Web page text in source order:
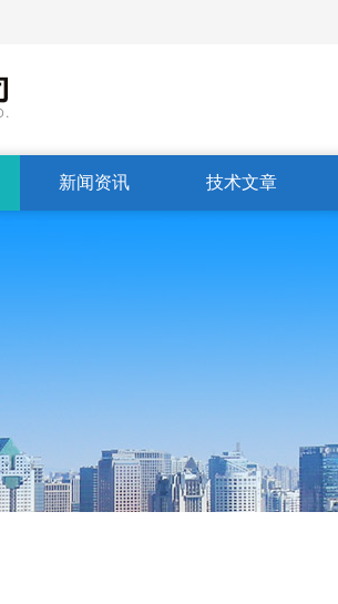
新闻资讯 技术文章